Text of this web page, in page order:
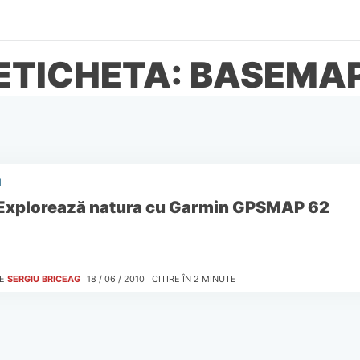
natura cu Garmin GPSMAP 62
SERGIU BRICEAG 18 / 06 / 2010 CITIRE ÎN 2 MINUTE